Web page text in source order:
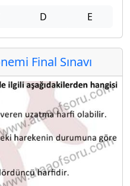
D E
Final Sınavı